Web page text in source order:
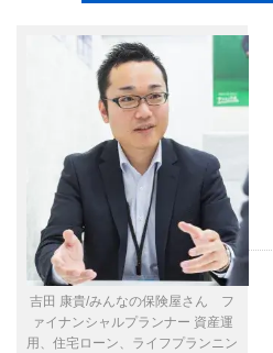
吉田 康貴/みんなの保険屋さん フ
ァイナンシャルプランナー 資産運
用、住宅ローン、ライフプランニン